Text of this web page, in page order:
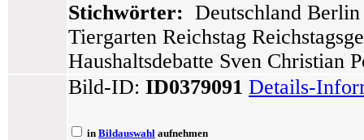
Stichwörter: Deutschland
Tiergarten Reichstag
Haushaltsdebatte Sven Christian
Bild-ID: ID0379091 Details-
in Bildauswahl aufnehmen